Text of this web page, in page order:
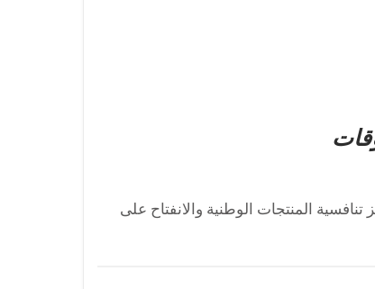
المنتجات الوطنية والانفتاح على